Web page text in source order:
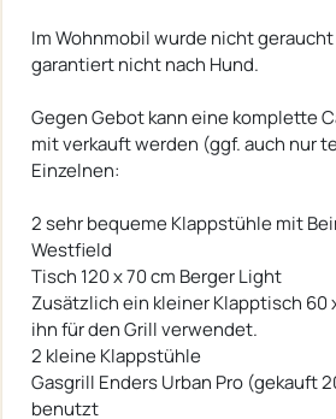
Im Wohnmobil wurde nicht
garantiert nicht nach Hund.
Gegen Gebot kann eine komplette
mit verkauft werden (ggf. auch nur
Einzelnen:
2 sehr bequeme Klappstühle mit
Westfield
Tisch 120 x 70 cm Berger Light
Zusätzlich ein kleiner Klapptisch 60
ihn für den Grill verwendet.
2 kleine Klappstühle
Gasgrill Enders Urban Pro (gekauft
benutzt